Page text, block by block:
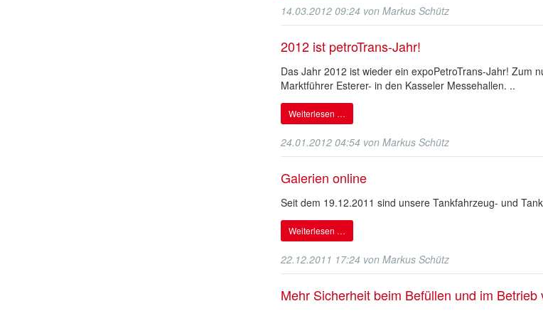
14.03.2012 09:24 von Markus Schütz
2012 ist petroTrans-Jahr!
Das Jahr 2012 ist wieder ein expoPetroTrans-Jahr! Zum
Marktführer Esterer- in den Kasseler Messehallen. ..
Weiterlesen …
24.01.2012 04:54 von Markus Schütz
Galerien online
Seit dem 19.12.2011 sind unsere Tankfahrzeug- und
Weiterlesen …
22.12.2011 17:24 von Markus Schütz
Mehr Sicherheit beim Befüllen und im Betrieb